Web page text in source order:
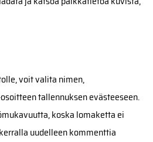
voit valita nimen,
tallennuksen evästeeseen.
koska lomaketta ei
uudelleen kommenttia